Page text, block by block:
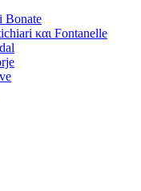
Bonate
και Fontanelle